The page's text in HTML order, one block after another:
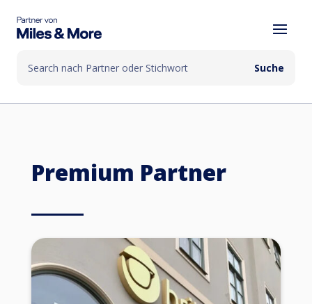
Premium Partner